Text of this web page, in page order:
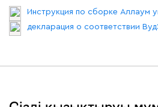
декларация о соответствии